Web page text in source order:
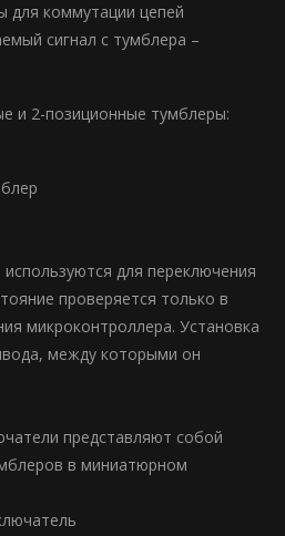
для коммутации цепей
сигнал с тумблера –
и 2-позиционные тумблеры:
для переключения
проверяется только в
микроконтроллера. Установка
между которыми он
представляют собой
в миниатюрном